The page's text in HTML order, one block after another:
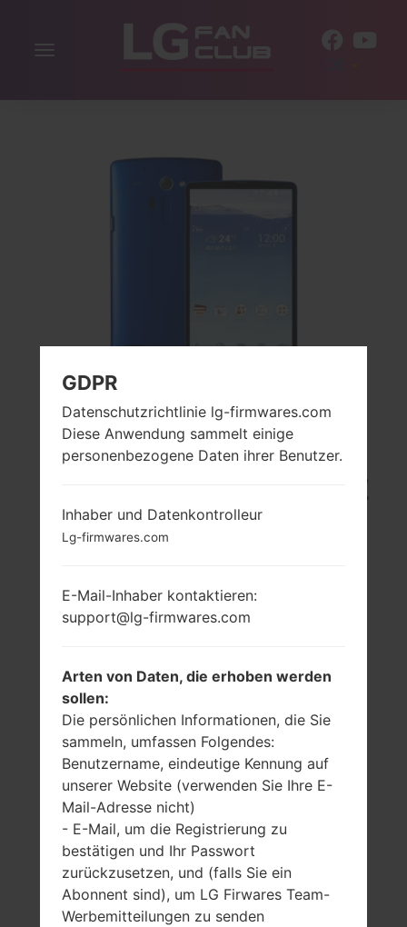
Navigation
LG L24 (LGL24) AUS
DER LG G2 ISAI-SERIE
5.5 in (~75%
Bildschirm zu
1440 x 2560 Pixel
(~537 Dichte der
Pixel pro Zoll)
154 gramm (5.43
unzen)
nicht entfernbar
Li-Po 3000 mAh
GDPR
Datenschutzrichtlinie lg-firmwares.com
Diese Anwendung sammelt einige
personenbezogene Daten ihrer Benutzer.
Inhaber und Datenkontrolleur
Lg-firmwares.com
E-Mail-Inhaber kontaktieren:
support@lg-firmwares.com
Arten von Daten, die erhoben werden
sollen:
Die persönlichen Informationen, die Sie
sammeln, umfassen Folgendes:
Benutzername, eindeutige Kennung auf
unserer Website (verwenden Sie Ihre E-
Mail-Adresse nicht)
- E-Mail, um die Registrierung zu
bestätigen und Ihr Passwort
zurückzusetzen, und (falls Sie ein
Abonnent sind), um LG Firwares Team-
Werbemitteilungen zu senden